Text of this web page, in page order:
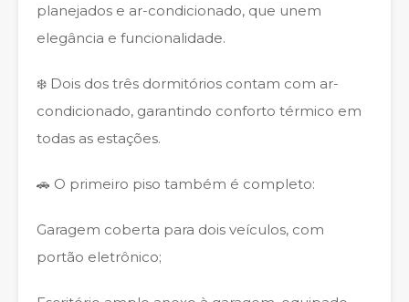
planejados e ar-condicionado, que unem
elegância e funcionalidade.
❄️ Dois dos três dormitórios contam com ar-
condicionado, garantindo conforto térmico em
todas as estações.
🚗 O primeiro piso também é completo:
Garagem coberta para dois veículos, com
portão eletrônico;